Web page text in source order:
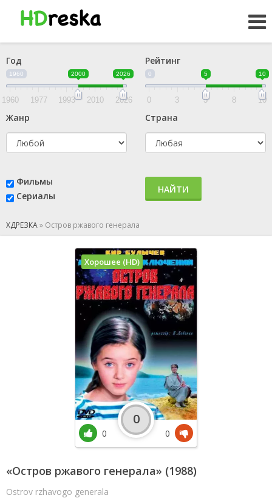
Год
1960 2000 2026
1960 1977 1993 2010 2026
Рейтинг
0 5 10
0 3 5 8 10
Жанр Страна
Фильмы
Сериалы
НАЙТИ
ХДРЕЗКА» Остров ржавого генерала
«Остров ржавого генерала» (1988)
Ostrov rzhavogo generala
Хорошее (HD)
0
0
0